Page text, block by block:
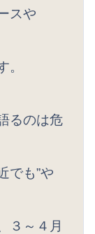
スや
。
るのは危
でも”や
３～４月